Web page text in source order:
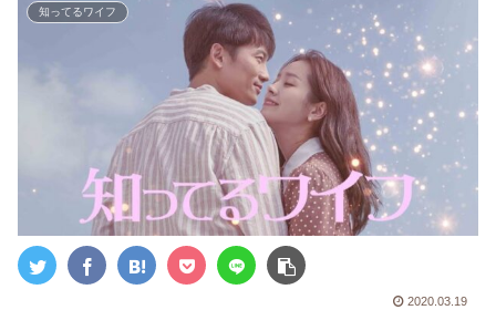
知ってるワイフ
2020.03.19